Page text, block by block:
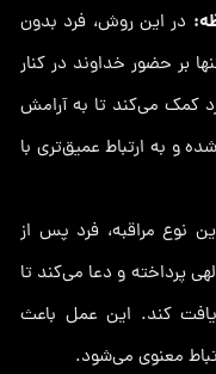
در این روش، فرد بدون
بر حضور خداوند در کنار
کمک می‌کند تا به آرامش
و به ارتباط عمیق‌تری با
نوع مراقبه، فرد پس از
پرداخته و دعا می‌کند تا
کند. این عمل باعث
معنوی می‌شود.